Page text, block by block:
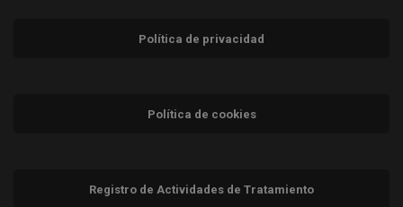
Política de privacidad
Política de cookies
Registro de Actividades de Tratamiento